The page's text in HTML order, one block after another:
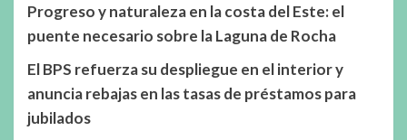
Progreso y naturaleza en la costa del Este: el
puente necesario sobre la Laguna de Rocha
El BPS refuerza su despliegue en el interior y
anuncia rebajas en las tasas de préstamos para
jubilados